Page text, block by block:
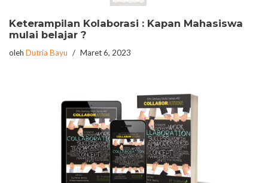
Keterampilan Kolaborasi : Kapan Mahasiswa
mulai belajar ?
oleh Dutria Bayu Maret 6, 2023